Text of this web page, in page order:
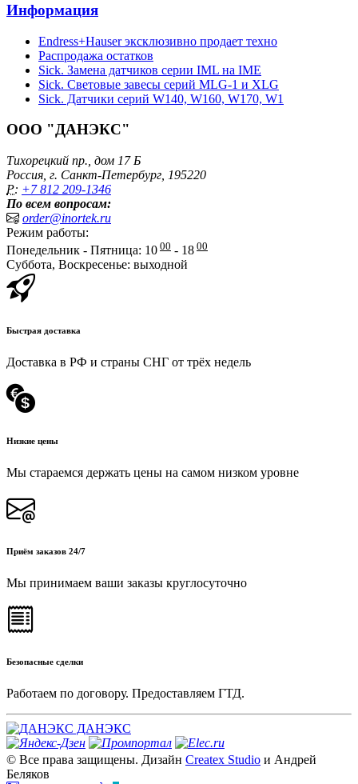
Информация
Endress+Hauser эксклюзивно продает техно
Распродажа остатков
Sick. Замена датчиков серии IML на IME
Sick. Световые завесы серий MLG-1 и XLG
Sick. Датчики серий W140, W160, W170, W1
ООО "ДАНЭКС"
Тихорецкий пр., дом 17 Б
Россия, г. Санкт-Петербург, 195220
P: +7 812 209-1346
По всем вопросам:
order@inortek.ru
Режим работы:
Понедельник - Пятница: 10 00 - 18 00
Суббота, Воскресенье: выходной
Быстрая доставка
Доставка в РФ и страны СНГ от трёх недель
Низкие цены
Мы стараемся держать цены на самом низком уровне
Приём заказов 24/7
Мы принимаем ваши заказы круглосуточно
Безопасные сделки
Работаем по договору. Предоставляем ГТД.
ДАНЭКС
© Все права защищены. Дизайн Createx Studio и Андрей
Беляков